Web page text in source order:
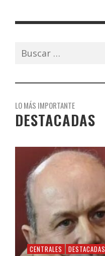
Buscar:
LO MÁS IMPORTANTE
DESTACADAS
CENTRALES DESTACADAS